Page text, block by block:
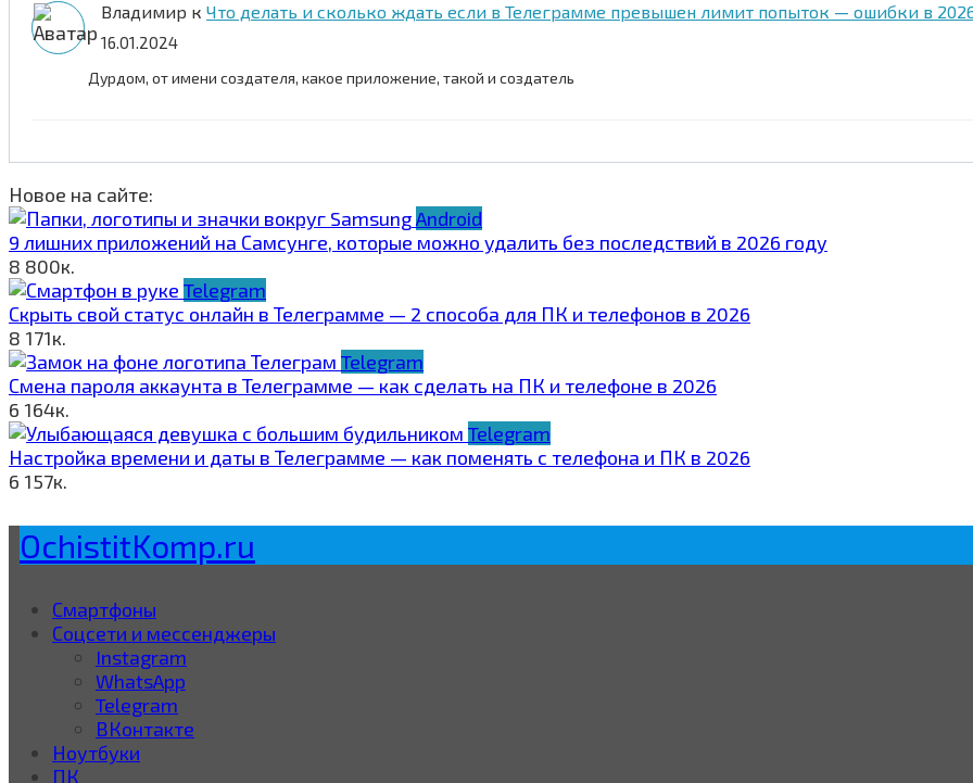
Владимир к Что делать и сколько ждать если в Телеграмме превышен лимит попыток — ошибки в
16.01.2024
Дурдом, от имени создателя, какое приложение, такой и создатель
Новое на сайте:
Android
9 лишних приложений на Самсунге, которые можно удалить без последствий в 2026 году
8 800к.
Telegram
Скрыть свой статус онлайн в Телеграмме — 2 способа для ПК и телефонов в 2026
8 171к.
Telegram
Смена пароля аккаунта в Телеграмме — как сделать на ПК и телефоне в 2026
6 164к.
Telegram
Настройка времени и даты в Телеграмме — как поменять с телефона и ПК в 2026
6 157к.
OchistitKomp.ru
Смартфоны
Соцсети и мессенджеры
Instagram
WhatsApp
Telegram
ВКонтакте
Ноутбуки
ПК